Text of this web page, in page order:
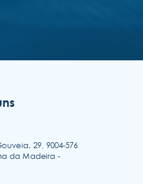
29. 9004-576
da Madeira -